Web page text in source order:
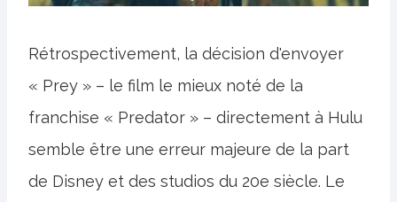
Rétrospectivement, la décision d'envoyer
« Prey » – le film le mieux noté de la
franchise « Predator » – directement à Hulu
semble être une erreur majeure de la part
de Disney et des studios du 20e siècle. Le